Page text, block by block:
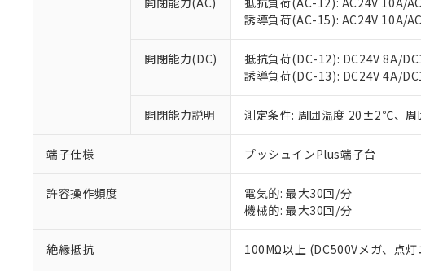
誘導負荷(AC-15): AC24V 10A/
開閉能力(DC)
抵抗負荷(DC-12): DC24V 8A/
誘導負荷(DC-13): DC24V 4A/
開閉能力説明 測定条件: 周囲温度 20±2℃、
端子仕様 プッシュインPlus端子台
許容操作頻度
電気的: 最大30回/分
機械的: 最大30回/分
絶縁抵抗 100MΩ以上 (DC500Vメガ、点
くものです。
当社制御機器事業取扱
在庫状況および標準価
のであり、閲覧された
い。
当社販売員にご相談く
オムロン制御機器販売
す。
マイパーツ機能（部品
ている必要があります。
お客様が当ウェブサイ
が、当社の製品・サー
さい。
※当社の共同利用者とは
六価クロム(Cr(Ⅵ)) 1000ppm以下、ポ
フタル酸ビス(2-エチルヘキシル)
ル（DBP） 1000ppm以下、フタル
フタル酸エステル類の４物質につい
※2 対応予定月
※3 非含有証明書ダウンロ
下記の非含有証明書をダウン
Cr(Ⅵ)(六価クロム) : 1000ppm、
DBP(フタル酸ジブチル) : 1000ppm
DEHP(フタル酸ビス(2-エチルヘキシ
※2 環境保護使用期限
「ｅ」：有害物質（10物質）
味します。
「－」：未確認です。当社販
う）を輸出または国外
などの必要な手続きを
当社は規制貨物を破棄
ます。
当社は貴社製品を、核
置等に一切使用いたし
当社は、貴社製品を第
また当社は、販売先お
記
号
説明
○ 一定数以上の在庫
△ 一定数には満たな
在庫なし(最新の在
機器販売店・当社
空
白
受注生産機種、ま